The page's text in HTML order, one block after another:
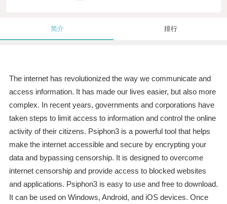
简介 排行
The internet has revolutionized the way we communicate and
access information. It has made our lives easier, but also more
complex. In recent years, governments and corporations have
taken steps to limit access to information and control the online
activity of their citizens. Psiphon3 is a powerful tool that helps
make the internet accessible and secure by encrypting your
data and bypassing censorship. It is designed to overcome
internet censorship and provide access to blocked websites
and applications. Psiphon3 is easy to use and free to download.
It can be used on Windows, Android, and iOS devices. Once